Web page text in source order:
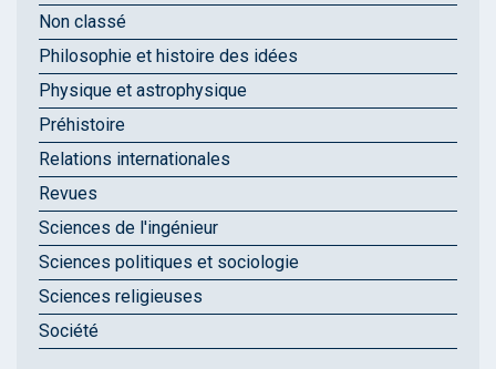
Non classé
Philosophie et histoire des idées
Physique et astrophysique
Préhistoire
Relations internationales
Revues
Sciences de l'ingénieur
Sciences politiques et sociologie
Sciences religieuses
Société